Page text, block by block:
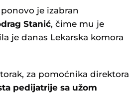
ponovo je izabran
Stanić, čime mu je
je danas Lekarska komora
za pomoćnika direktora
pedijatrije sa užom